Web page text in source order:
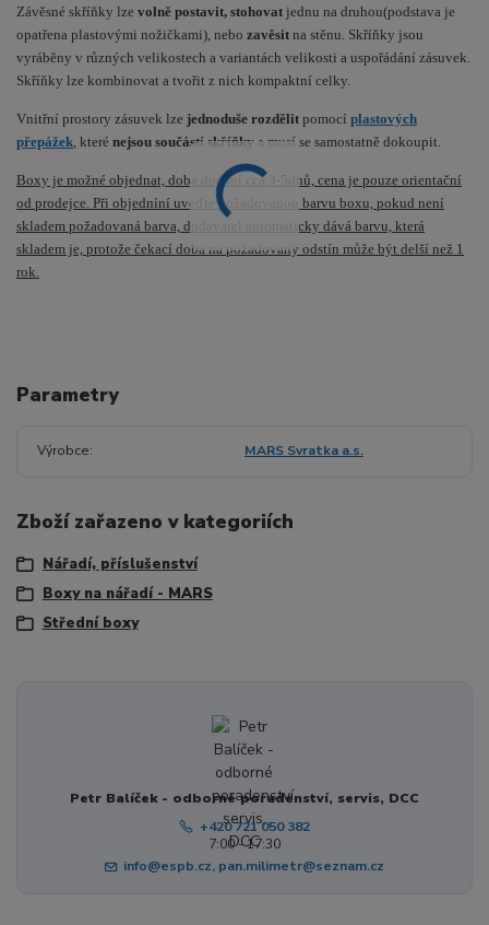
Závěsné skříňky lze volně postavit, stohovat jednu na druhou(podstava je
opatřena plastovými nožičkami), nebo zavěsit na stěnu. Skříňky jsou
vyráběny v různých velikostech a variantách velikosti a uspořádání zásuvek.
Skříňky lze kombinovat a tvořit z nich kompaktní celky.
Vnitřní prostory zásuvek lze jednoduše rozdělit pomocí plastových
přepážek , které nejsou součástí skříňky a musí se samostatně dokoupit.
Boxy je možné objednat, doba dodání cca 3-5dnů, cena je pouze orientační
od prodejce. Při objedníní uveďte požadovanou barvu boxu, pokud není
skladem požadovaná barva, dodavatel automaticky dává barvu, která
skladem je, protože čekací doba na požadovaný odstín může být delší než 1
rok.
Parametry
Výrobce MARS Svratka a.s.
Zboží zařazeno v kategoriích
Nářadí, příslušenství
Boxy na nářadí - MARS
Střední boxy
Petr Balíček - odborné poradenství, servis, DCC
+420 721 050 382
7:00 - 17:30
info@espb.cz, pan.milimetr@seznam.cz